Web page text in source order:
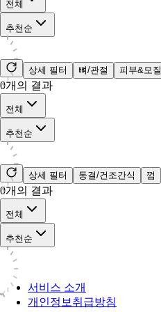
전체
추천순
상세 필터 뼈/관절 피부&모질
0개의 결과
전체
추천순
상세 필터 동결/건조간식 껌
0개의 결과
전체
추천순
서비스 소개
개인정보취급방침